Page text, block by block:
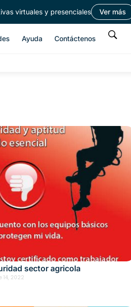
virtuales y presenciales Ver más
Ayuda Contáctenos
sector agricola
14, 2022